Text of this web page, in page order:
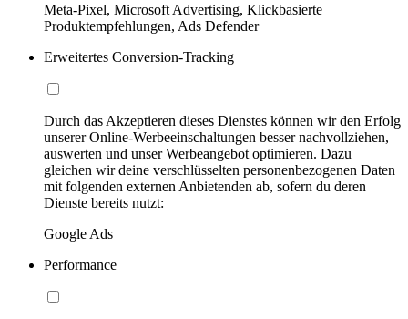
Meta-Pixel, Microsoft Advertising, Klickbasierte
Produktempfehlungen, Ads Defender
Erweitertes Conversion-Tracking
Durch das Akzeptieren dieses Dienstes können wir den Erfolg
unserer Online-Werbeeinschaltungen besser nachvollziehen,
auswerten und unser Werbeangebot optimieren. Dazu
gleichen wir deine verschlüsselten personenbezogenen Daten
mit folgenden externen Anbietenden ab, sofern du deren
Dienste bereits nutzt:
Google Ads
Performance